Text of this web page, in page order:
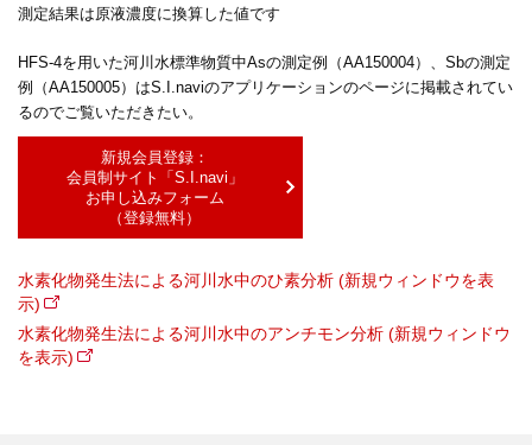
測定結果は原液濃度に換算した値です
HFS-4を用いた河川水標準物質中Asの測定例（AA150004）、Sbの測定
例（AA150005）はS.I.naviのアプリケーションのページに掲載されてい
るのでご覧いただきたい。
新規会員登録：
会員制サイト「S.I.navi」
お申し込みフォーム
（登録無料）
水素化物発生法による河川水中のひ素分析 (新規ウィンドウを表
示)
水素化物発生法による河川水中のアンチモン分析 (新規ウィンドウ
を表示)